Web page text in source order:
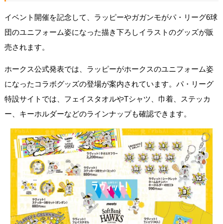
イベント開催を記念して、ラッピーやガガンモがパ・リーグ6球
団のユニフォーム姿になった描き下ろしイラストのグッズが販
売されます。
ホークス公式発表では、ラッピーがホークスのユニフォーム姿
になったコラボグッズの登場が案内されています。パ・リーグ
特設サイトでは、フェイスタオルやTシャツ、巾着、ステッカ
ー、キーホルダーなどのラインナップも確認できます。